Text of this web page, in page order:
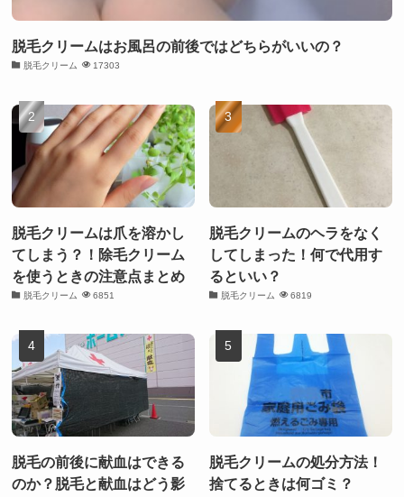
脱毛クリームはお風呂の前後ではどちらがいいの？
脱毛クリーム 17303
脱毛クリームは爪を溶かし
てしまう？！除毛クリーム
を使うときの注意点まとめ
脱毛クリーム 6851
脱毛クリームのヘラをなく
してしまった！何で代用す
るといい？
脱毛クリーム 6819
脱毛の前後に献血はできる
のか？脱毛と献血はどう影
脱毛クリームの処分方法！
捨てるときは何ゴミ？